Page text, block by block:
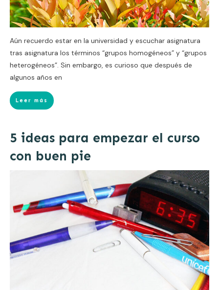
Aún recuerdo estar en la universidad y escuchar asignatura
tras asignatura los términos “grupos homogéneos” y “grupos
heterogéneos”. Sin embargo, es curioso que después de
algunos años en
Leer más
5 ideas para empezar el curso
con buen pie